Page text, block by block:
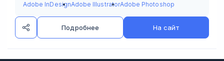
Adobe InDesignAdobe IllustratorAdobe Photoshop
Подробнее На сайт